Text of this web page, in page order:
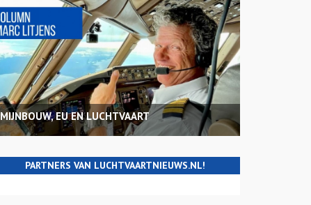
MIJNBOUW, EU EN LUCHTVAART
PARTNERS VAN LUCHTVAARTNIEUWS.NL!